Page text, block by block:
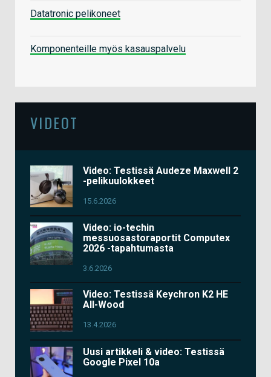
Datatronic pelikoneet
Komponenteille myös kasauspalvelu
VIDEOT
Video: Testissä Audeze Maxwell 2
-pelikuulokkeet
15.6.2026
Video: io-techin
messuosastoraportit Computex
2026 -tapahtumasta
3.6.2026
Video: Testissä Keychron K2 HE
All-Wood
13.4.2026
Uusi artikkeli & video: Testissä
Google Pixel 10a